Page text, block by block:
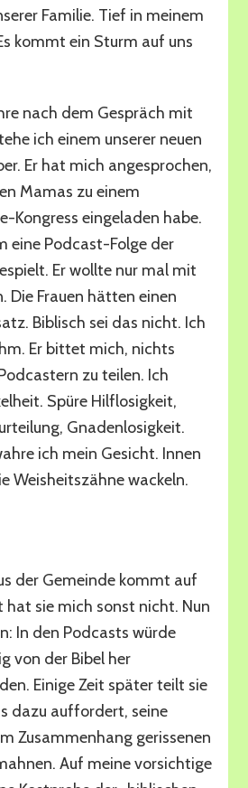
Familie. Tief in meinem
kommt ein Sturm auf uns
nach dem Gespräch mit
ich einem unserer neuen
Er hat mich angesprochen,
Mamas zu einem
Kongress eingeladen habe.
eine Podcast-Folge der
Er wollte nur mal mit
Die Frauen hätten einen
Biblisch sei das nicht. Ich
Er bittet mich, nichts
zu teilen. Ich
Spüre Hilflosigkeit,
Gnadenlosigkeit.
ich mein Gesicht. Innen
Weisheitszähne wackeln.
der Gemeinde kommt auf
hat sie mich sonst nicht. Nun
In den Podcasts würde
von der Bibel her
Einige Zeit später teilt sie
dazu auffordert, seine
Zusammenhang gerissenen
Auf meine vorsichtige